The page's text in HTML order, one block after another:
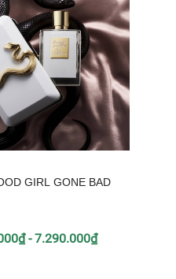
GIRL GONE BAD
- 7.290.000₫